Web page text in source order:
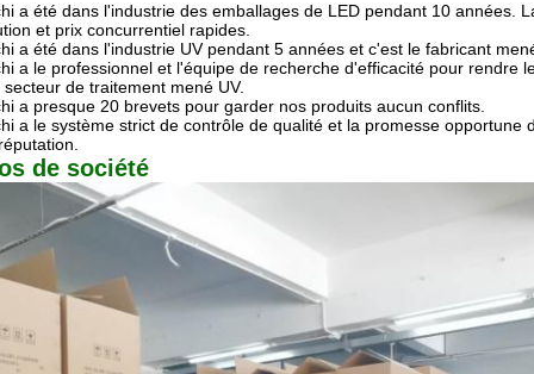
a été dans l'industrie des emballages de LED pendant 10 années.
et prix concurrentiel rapides.
a été dans l'industrie UV pendant 5 années et c'est le fabricant
a le professionnel et l'équipe de recherche d'efficacité pour rendre
secteur de traitement mené UV.
a presque 20 brevets pour garder nos produits aucun conflits.
a le système strict de contrôle de qualité et la promesse
de société